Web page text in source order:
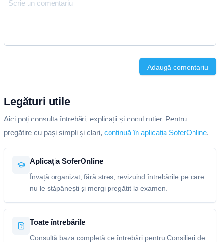
Adaugă comentariu
Legături utile
Aici poți consulta întrebări, explicații și codul rutier. Pentru
pregătire cu pași simpli și clari, continuă în aplicația SoferOnline.
Aplicația SoferOnline
Învață organizat, fără stres, revizuind întrebările pe care
nu le stăpânești și mergi pregătit la examen.
Toate întrebările
Consultă baza completă de întrebări pentru Consilieri de